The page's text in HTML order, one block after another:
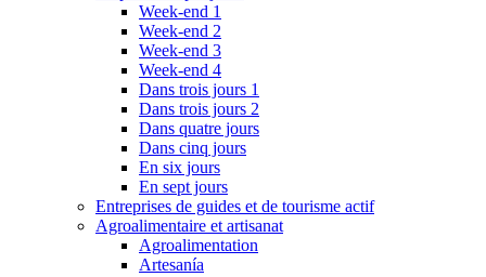
Week-end 1
Week-end 2
Week-end 3
Week-end 4
Dans trois jours 1
Dans trois jours 2
Dans quatre jours
Dans cinq jours
En six jours
En sept jours
Entreprises de guides et de tourisme actif
Agroalimentaire et artisanat
Agroalimentation
Artesanía